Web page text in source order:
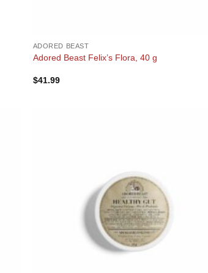
ADORED BEAST
Adored Beast Felix’s Flora, 40 g
$41.99